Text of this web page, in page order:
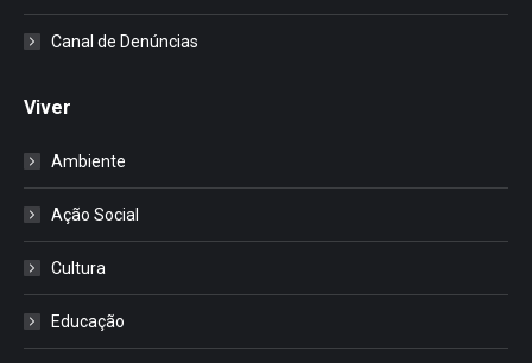
Canal de Denúncias
Viver
Ambiente
Ação Social
Cultura
Educação